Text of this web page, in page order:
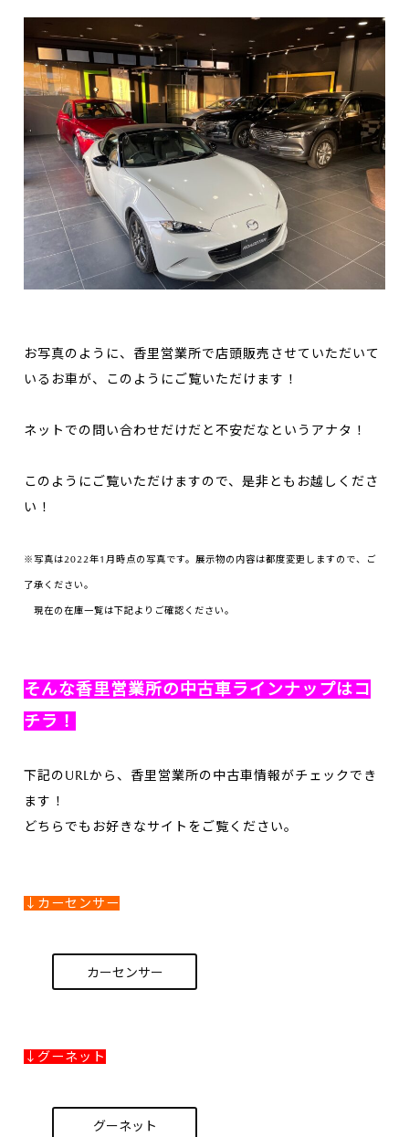
お写真のように、香里営業所で店頭販売させていただいて
いるお車が、このようにご覧いただけます！
ネットでの問い合わせだけだと不安だなというアナタ！
このようにご覧いただけますので、是非ともお越しくださ
い！
※写真は2022年1月時点の写真です。展示物の内容は都度変更しますので、ご
了承ください。
現在の在庫一覧は下記よりご確認ください。
そんな香里営業所の中古車ラインナップはコ
チラ！
下記のURLから、香里営業所の中古車情報がチェックでき
ます！
どちらでもお好きなサイトをご覧ください。
↓カーセンサー
カーセンサー
↓グーネット
グーネット